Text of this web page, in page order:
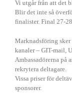
Vi utgår från att det
Blir det inte så
finalister. Final 27-
Marknadsföring sker
kanaler – GIT-mail,
Ambassadörerna på
rekrytera deltagare.
Vissa priser för
sponsorer.